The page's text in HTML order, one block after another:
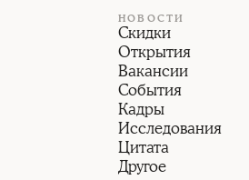
НОВОСТИ
Скидки
Открытия
Вакансии
События
Кадры
Исследования
Цитата
Другое